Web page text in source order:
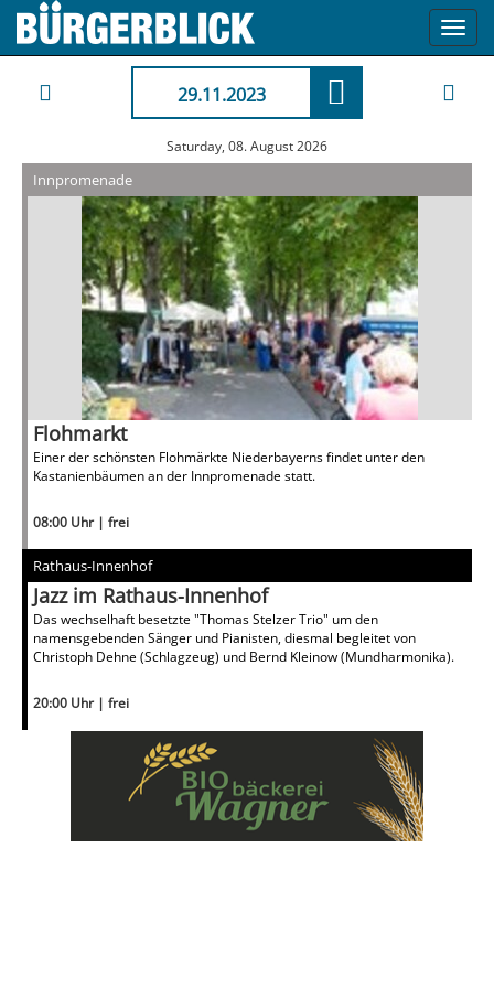
29.11.2023
Saturday, 08. August 2026
Innpromenade
Flohmarkt
Einer der schönsten Flohmärkte Niederbayerns findet unter den
Kastanienbäumen an der Innpromenade statt.
08:00 Uhr | frei
Rathaus-Innenhof
Jazz im Rathaus-Innenhof
Das wechselhaft besetzte "Thomas Stelzer Trio" um den
namensgebenden Sänger und Pianisten, diesmal begleitet von
Christoph Dehne (Schlagzeug) und Bernd Kleinow (Mundharmonika).
20:00 Uhr | frei